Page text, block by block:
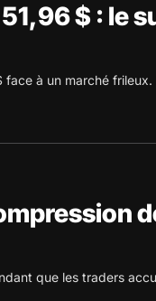
$ : le
à un marché
que les traders